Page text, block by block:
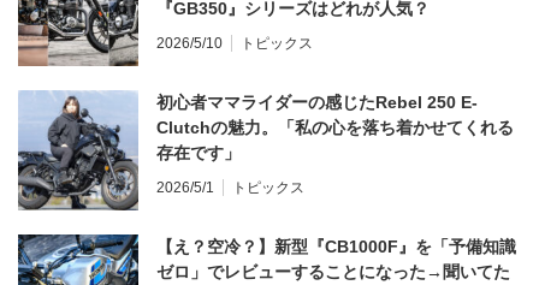
『GB350』シリーズはどれが人気？
2026/5/10 トピックス
初心者ママライダーの感じたRebel 250 E-
Clutchの魅力。「私の心を落ち着かせてくれる
存在です」
2026/5/1 トピックス
【え？空冷？】新型『CB1000F』を「予備知識
ゼロ」でレビューすることになった→聞いてた